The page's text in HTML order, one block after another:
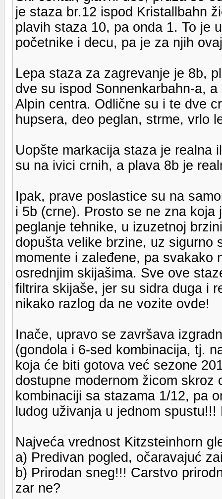
je staza br.12 ispod Kristallbahn
plavih staza 10, pa onda 1. To je
početnike i decu, pa je za njih
Lepa staza za zagrevanje je 8b,
dve su ispod Sonnenkarbahn-a,
Alpin centra. Odlične su i te dve
hupsera, deo peglan, strme, vrlo
Uopšte markacija staza je realna
su na ivici crnih, a plava 8b je
Ipak, prave poslastice su na
i 5b (crne). Prosto se ne zna
peglanje tehnike, u izuzetnoj
dopušta velike brzine, uz sigurno
momente i zaleđene, pa svakako
osrednjim skijašima. Sve ove
filtrira skijaše, jer su sidra duga i
nikako razlog da ne vozite ovde!
Inače, upravo se završava
(gondola i 6-sed kombinacija, tj.
koja će biti gotova već sezone
dostupne modernom žicom
kombinaciji sa stazama 1/12, pa
ludog uživanja u jednom
Najveća vrednost Kitzsteinhorn
a) Predivan pogled, očaravajuć
b) Prirodan sneg!!! Carstvo
zar ne?